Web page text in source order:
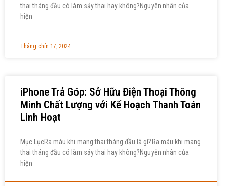
thai tháng đầu có làm sảy thai hay không?Nguyên nhân của
hiện
Tháng chín 17, 2024
iPhone Trả Góp: Sở Hữu Điện Thoại Thông
Minh Chất Lượng với Kế Hoạch Thanh Toán
Linh Hoạt
Mục LụcRa máu khi mang thai tháng đầu là gì?Ra máu khi mang
thai tháng đầu có làm sảy thai hay không?Nguyên nhân của
hiện